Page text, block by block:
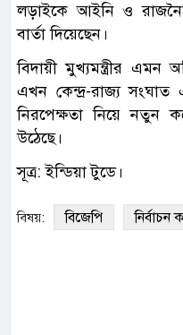
লড়াইকে আইনি ও
বার্তা দিয়েছেন।
বিদায়ী মুখ্যমন্ত্রীর এমন
এখন কেন্দ্র-রাজ্য সংঘাত
নিরপেক্ষতা নিয়ে নতুন
উঠেছে।
সূত্র: ইন্ডিয়া টুডে।
বিষয়: বিজেপি নির্বাচন